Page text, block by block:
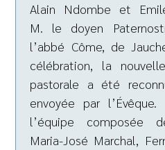
Alain Ndombe et
M. le doyen
l’abbé Côme, de
célébration, la
pastorale a été
envoyée par
l’équipe composée
Maria-José Marchal,